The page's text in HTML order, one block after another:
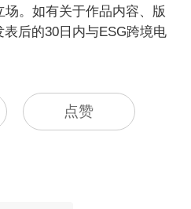
。如有关于作品内容、版
后的30日内与ESG跨境电
点赞